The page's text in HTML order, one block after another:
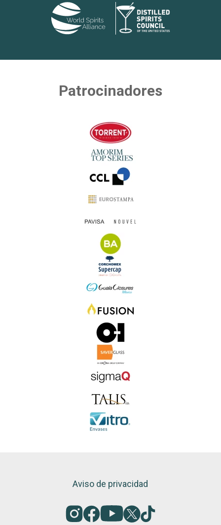
Patrocinadores
Aviso de privacidad